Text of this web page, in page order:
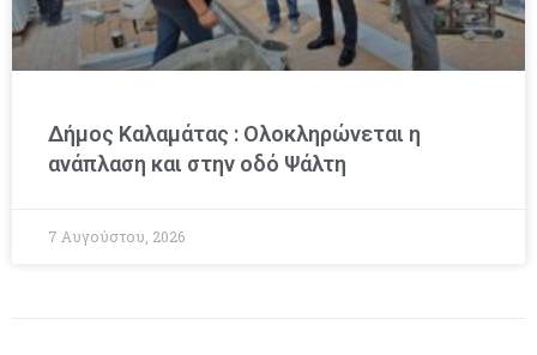
Δήμος Καλαμάτας : Ολοκληρώνεται η
ανάπλαση και στην οδό Ψάλτη
7 Αυγούστου, 2026